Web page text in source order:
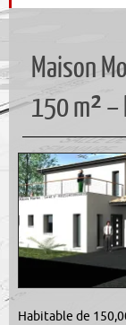
Maison
150 m² –
Habitable de